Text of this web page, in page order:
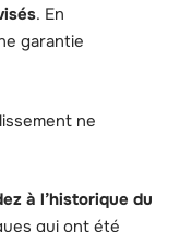
. En
garantie
ne
à l’historique du
qui ont été